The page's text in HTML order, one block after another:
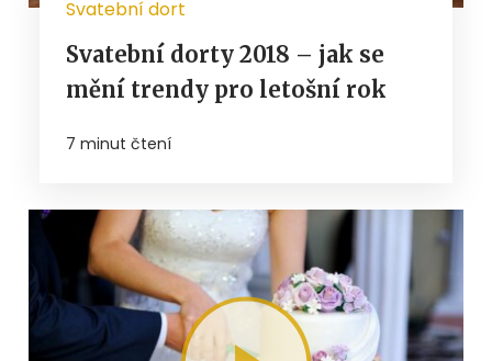
Svatební dort
Svatební dorty 2018 – jak se
mění trendy pro letošní rok
7 minut čtení